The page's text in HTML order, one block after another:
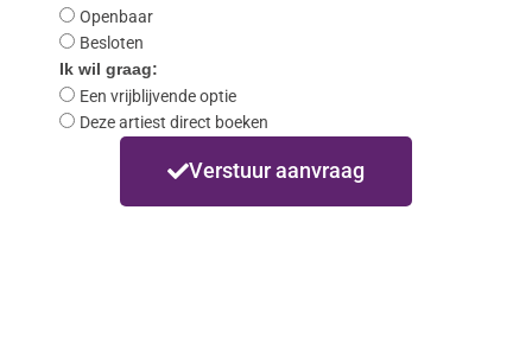
Openbaar
Besloten
Ik wil graag:
Een vrijblijvende optie
Deze artiest direct boeken
Verstuur aanvraag